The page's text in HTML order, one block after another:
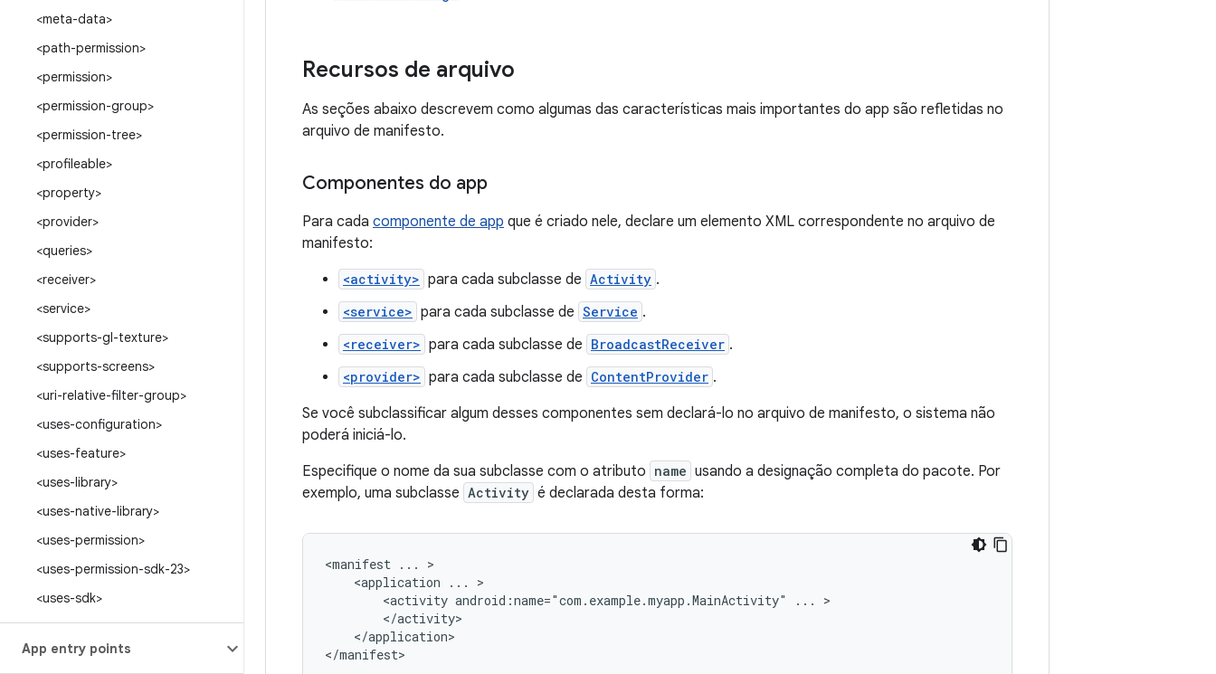
<meta-data>
<path-permission>
<permission>
<permission-group>
<permission-tree>
<profileable>
<property>
<provider>
<queries>
<receiver>
<service>
<supports-gl-texture>
<supports-screens>
<uri-relative-filter-group>
<uses-configuration>
<uses-feature>
<uses-library>
<uses-native-library>
<uses-permission>
<uses-permission-sdk-23>
<uses-sdk>
App entry points
Recursos de arquivo
As seções abaixo descrevem como algumas das características mais importantes do app são refletidas no
arquivo de manifesto.
Componentes do app
Para cada componente de app que é criado nele, declare um elemento XML correspondente no arquivo de
manifesto:
<activity> para cada subclasse de Activity .
<service> para cada subclasse de Service .
<receiver> para cada subclasse de BroadcastReceiver .
<provider> para cada subclasse de ContentProvider .
Se você subclassificar algum desses componentes sem declará-lo no arquivo de manifesto, o sistema não
poderá iniciá-lo.
Especifique o nome da sua subclasse com o atributo name usando a designação completa do pacote. Por
exemplo, uma subclasse Activity é declarada desta forma:
<manifest ...
<application
...
<activity android:name="com.example.myapp.MainActivity" ...
</application>
</manifest>